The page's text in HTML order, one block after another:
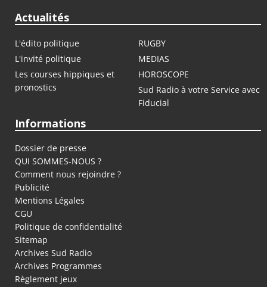
Actualités
L'édito politique
RUGBY
L'invité politique
MEDIAS
Les courses hippiques et
pronostics
HOROSCOPE
Sud Radio à votre Service avec
Fiducial
Informations
Dossier de presse
QUI SOMMES-NOUS ?
Comment nous rejoindre ?
Publicité
Mentions Légales
CGU
Politique de confidentialité
Sitemap
Archives Sud Radio
Archives Programmes
Règlement jeux